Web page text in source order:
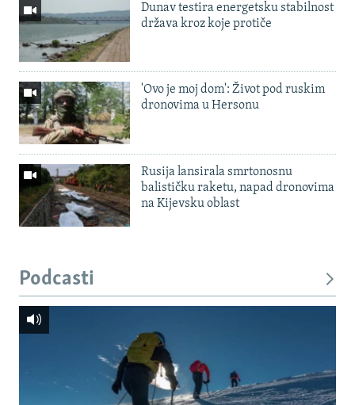
Dunav testira energetsku stabilnost
država kroz koje protiče
'Ovo je moj dom': Život pod ruskim
dronovima u Hersonu
Rusija lansirala smrtonosnu
balističku raketu, napad dronovima
na Kijevsku oblast
Podcasti